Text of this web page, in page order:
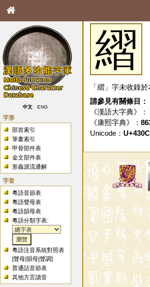
中文 ENG
字形
部首索引
筆畫索引
甲骨部件表
金文部件表
形義源流通解
字音
粵語音節表
粵語聲母表
粵語韻母表
粵語分類字表:
粵語注音系統對照表
[聲母 |韻母 |聲調]
普通話音節表
其他方言讀音
䌌
「䌌」字未收錄於
請參見有關條目：
《漢語大字典》：
《康熙字典》：
Unicode： U+430C